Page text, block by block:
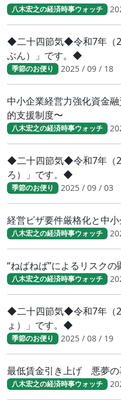
八木宏之の経済時事ウォッチ
◆二十四節気◆令和7年（
ぶん）」です。◆
季節のお便り 2025 / 09 / 18
中小企業経営力強化資金
的支援制度〜
八木宏之の経済時事ウォッチ
◆二十四節気◆令和7年（
ろ）」です。◆
季節のお便り 2025 / 09 / 03
経営ビザ要件厳格化と中
八木宏之の経済時事ウォッチ
“ねばねば”によるリスクの
八木宏之の経済時事ウォッチ
◆二十四節気◆令和7年（
ょ）」です。◆
季節のお便り 2025 / 08 / 19
最低賃金引き上げ 悪夢の
八木宏之の経済時事ウォッチ